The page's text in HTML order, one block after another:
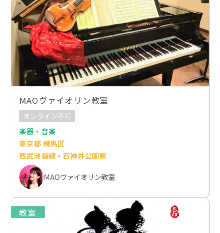
MAOヴァイオリン教室
オンライン不可
楽器・音楽
東京都 練馬区
西武池袋線・石神井公園駅
MAOヴァイオリン教室
教室